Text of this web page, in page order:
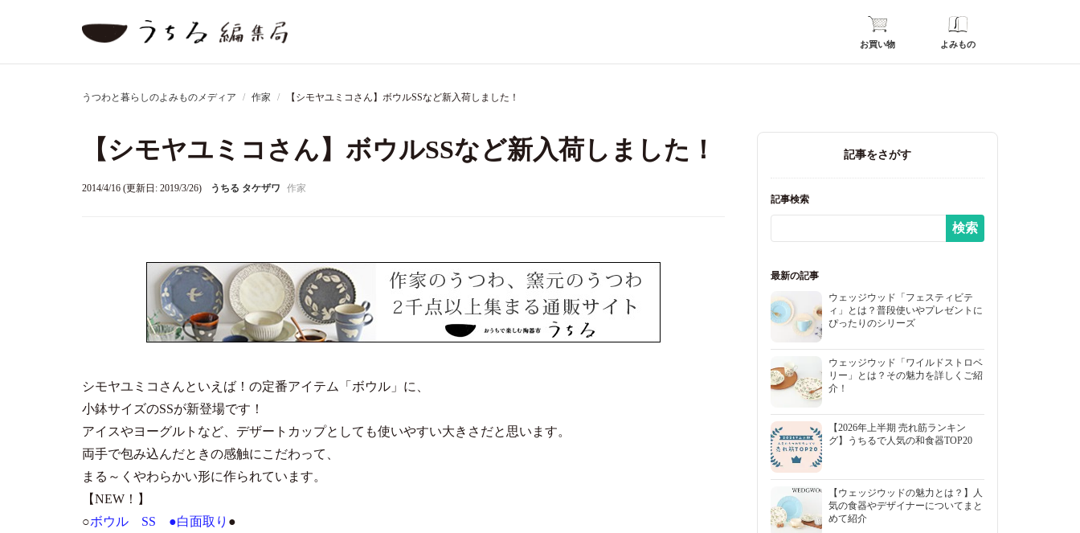
お買い物 よみもの
うつわと暮らしのよみものメディア 作家 【シモヤユミコさん】ボウルSSなど新入荷しました！
【シモヤユミコさん】ボウルSSなど新入荷しました！
2014/4/16 (更新日: 2019/3/26) うちる タケザワ 作家
シモヤユミコさんといえば！の定番アイテム「ボウル」に、
小鉢サイズのSSが新登場です！
アイスやヨーグルトなど、デザートカップとしても使いやすい大きさだと思います。
両手で包み込んだときの感触にこだわって、
まる～くやわらかい形に作られています。
【NEW！】
○ボウル SS ●白面取り ●
記事をさがす
記事検索
最新の記事
ウェッジウッド「フェスティビテ
ィ」とは？普段使いやプレゼントに
ぴったりのシリーズ
ウェッジウッド「ワイルドストロベ
リー」とは？その魅力を詳しくご紹
介！
【2026年上半期 売れ筋ランキン
グ】うちるで人気の和食器TOP20
【ウェッジウッドの魅力とは？】人
気の食器やデザイナーについてまと
めて紹介